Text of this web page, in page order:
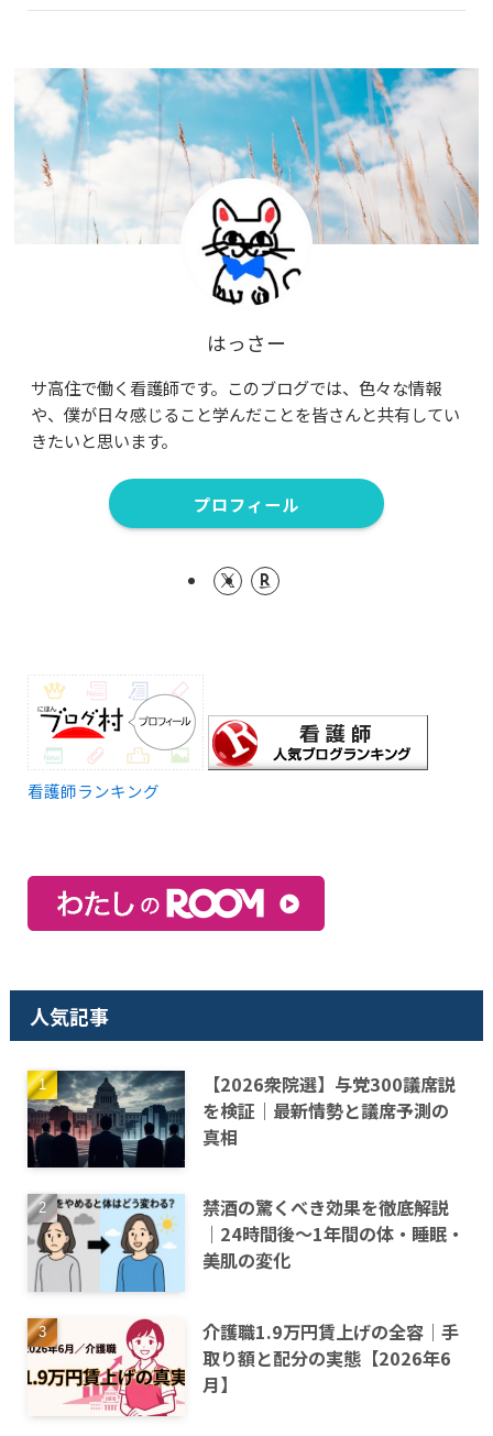
はっさー
サ高住で働く看護師です。このブログでは、色々な情報
や、僕が日々感じること学んだことを皆さんと共有してい
きたいと思います。
プロフィール
看護師ランキング
人気記事
【2026衆院選】与党300議席説
を検証｜最新情勢と議席予測の
真相
禁酒の驚くべき効果を徹底解説
｜24時間後〜1年間の体・睡眠・
美肌の変化
介護職1.9万円賃上げの全容｜手
取り額と配分の実態【2026年6
月】